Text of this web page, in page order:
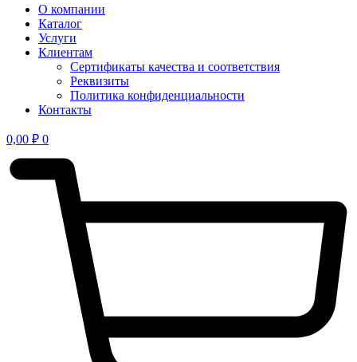
О компании
Каталог
Услуги
Клиентам
Сертификаты качества и соответствия
Реквизиты
Политика конфиден­циальности
Контакты
0,00 ₽ 0